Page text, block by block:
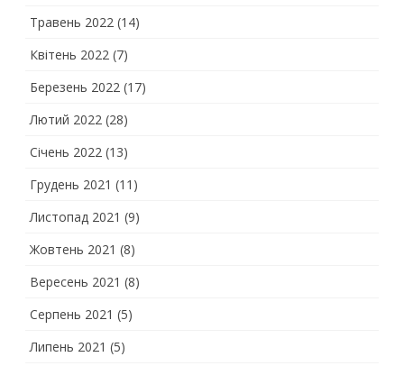
Травень 2022 (14)
Квітень 2022 (7)
Березень 2022 (17)
Лютий 2022 (28)
Січень 2022 (13)
Грудень 2021 (11)
Листопад 2021 (9)
Жовтень 2021 (8)
Вересень 2021 (8)
Серпень 2021 (5)
Липень 2021 (5)